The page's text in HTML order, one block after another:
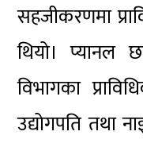
सहजीकरणमा
थियो। प्यानल
विभागका
उद्योगपति तथा